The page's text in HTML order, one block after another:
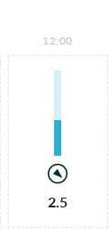
12:00
2.5